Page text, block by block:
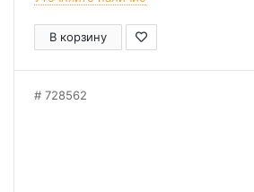
В корзину
728562